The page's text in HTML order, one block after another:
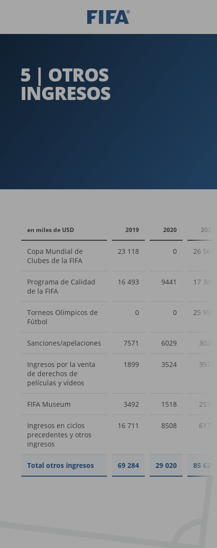
5 | OTROS
INGRESOS
en miles de USD 2019 2020 2021
Copa Mundial de
Clubes de la FIFA
23 118 0 26 567
Programa de Calidad
de la FIFA
16 493 9441 17 386
Torneos Olímpicos de
Fútbol
0 0 25 950
Sanciones/apelaciones 7571 6029 3029
Ingresos por la venta
de derechos de
películas y vídeos
1899 3524 3971
FIFA Museum 3492 1518 2539
Ingresos en ciclos
precedentes y otros
ingresos
16 711 8508 6179
Total otros ingresos 69 284 29 020 85 621